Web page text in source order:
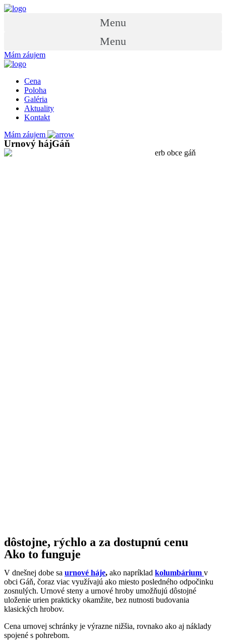
Preskočiť
Menu
Menu
Mám záujem
Cena
Poloha
Galéria
Aktuality
Kontakt
Mám záujem
Urnový hájGáň
dôstojne, rýchlo a za dostupnú cenu
Ako to funguje
V dnešnej dobe sa urnové háje, ako napríklad kolumbárium v
obci Gáň, čoraz viac využívajú ako miesto posledného odpočinku
zosnulých. Urnové steny a urnové hroby umožňujú dôstojné
uloženie urien prakticky okamžite, bez nutnosti budovania
klasických hrobov.
Cena urnovej schránky je výrazne nižšia, rovnako ako aj náklady
spojené s pohrebom.